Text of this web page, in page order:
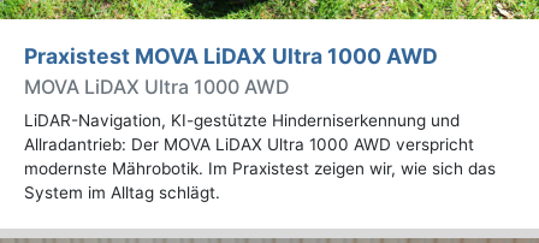
Praxistest MOVA LiDAX Ultra 1000 AWD
MOVA LiDAX Ultra 1000 AWD
LiDAR-Navigation, KI-gestützte Hinderniserkennung und
Allradantrieb: Der MOVA LiDAX Ultra 1000 AWD verspricht
modernste Mährobotik. Im Praxistest zeigen wir, wie sich das
System im Alltag schlägt.